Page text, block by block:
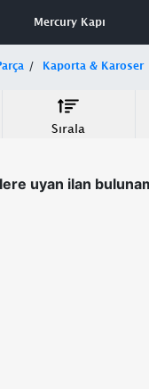
Mercury Kapı
Kaporta & Karoser
Sırala
uyan ilan